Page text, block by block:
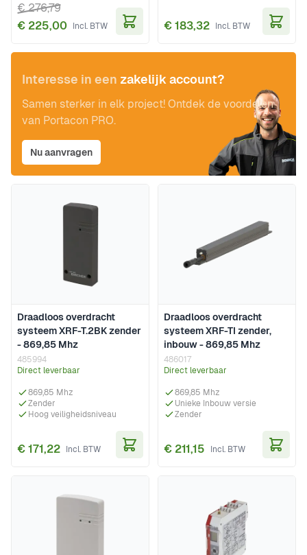
€ 225,00
€ 276,79
€ 183,32
Draadloos overdracht
systeem XRF-T.2BK zender
- 869,85 Mhz
485994
Direct leverbaar
869,85 Mhz
Zender
Hoog veiligheidsniveau
€ 171,22
Draadloos overdracht
systeem XRF-TI zender,
inbouw - 869,85 Mhz
486017
Direct leverbaar
869,85 Mhz
Unieke Inbouw versie
Zender
€ 211,15
Interesse in een zakelijk account?
Samen sterker in elk project! Ontdek de voordelen
van Portacon PRO.
Nu aanvragen